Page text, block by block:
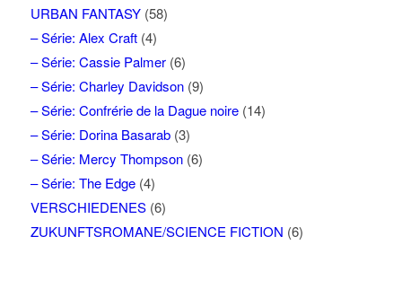
URBAN FANTASY(58)
– Série: Alex Craft(4)
– Série: Cassie Palmer(6)
– Série: Charley Davidson(9)
– Série: Confrérie de la Dague noire(14)
– Série: Dorina Basarab(3)
– Série: Mercy Thompson(6)
– Série: The Edge(4)
VERSCHIEDENES(6)
ZUKUNFTSROMANE/SCIENCE FICTION (6)